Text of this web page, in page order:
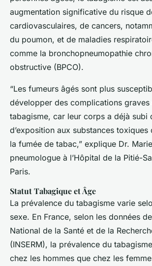
augmentation significative du risque
cardiovasculaires, de cancers,
du poumon, et de maladies
comme la bronchopneumopathie
obstructive (BPCO).
“Les fumeurs âgés sont plus
développer des complications graves
tabagisme, car leur corps a déjà subi
d’exposition aux substances toxiques
la fumée de tabac,” explique Dr.
pneumologue à l’Hôpital de la Pitié-
Paris.
Statut Tabagique et Âge
La prévalence du tabagisme varie
sexe. En France, selon les données
National de la Santé et de la
(INSERM), la prévalence du
chez les hommes que chez les